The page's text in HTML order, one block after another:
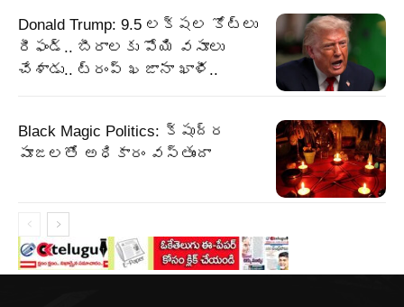
Donald Trump: 9.5 లక్షల కోట్లు
రీఫండ్‌.. బీరాలకు పోయి వసూలు
చేశాడు.. ట్రంప్‌ ఖజానా ఖాళీ..
Black Magic Politics: క్షుద్ర
పూజలతో అధికారం వస్తుందా